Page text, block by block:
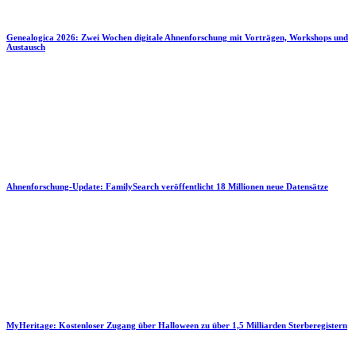
Genealogica 2026: Zwei Wochen digitale Ahnenforschung mit Vorträgen, Workshops und
Austausch
Ahnenforschung-Update: FamilySearch veröffentlicht 18 Millionen neue Datensätze
MyHeritage: Kostenloser Zugang über Halloween zu über 1,5 Milliarden Sterberegistern